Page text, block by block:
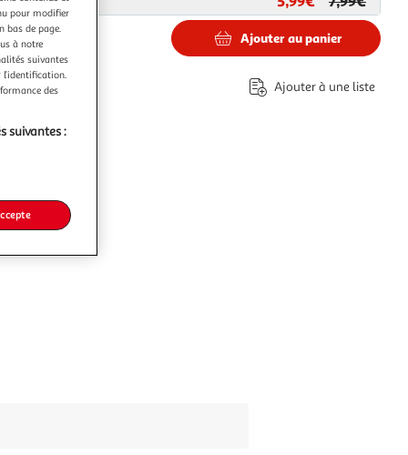
Ajouter au panier
Ajouter à une liste
pour modifier
bas de page.
à notre
suivantes
des
suivantes :